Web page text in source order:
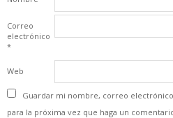
Correo
electrónico
*
Web
Guardar mi nombre, correo
para la próxima vez que haga un